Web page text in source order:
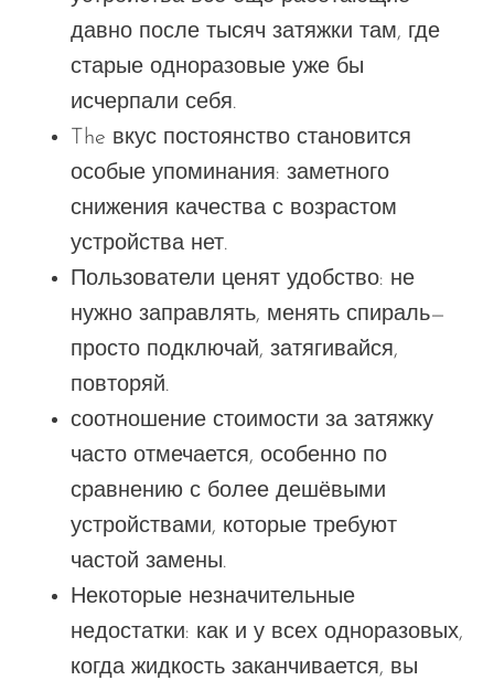
давно после тысяч затяжки там, где
старые одноразовые уже бы
исчерпали себя.
The вкус постоянство становится
особые упоминания: заметного
снижения качества с возрастом
устройства нет.
Пользователи ценят удобство: не
нужно заправлять, менять спираль—
просто подключай, затягивайся,
повторяй.
соотношение стоимости за затяжку
часто отмечается, особенно по
сравнению с более дешёвыми
устройствами, которые требуют
частой замены.
Некоторые незначительные
недостатки: как и у всех одноразовых,
когда жидкость заканчивается, вы